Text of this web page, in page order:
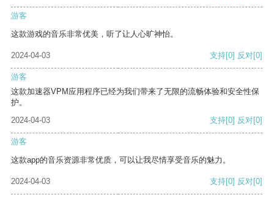
游客
这款游戏的音乐非常优美，听了让人心旷神怡。
2024-04-03 支持[0] 反对[0]
游客
这款加速器VPM应用程序已经为我们带来了无限的流畅体验和安全性保
护。
2024-04-03
支持[0] 反对[0]
游客
这款app的音乐资源非常优质，可以让我尽情享受音乐的魅力。
2024-04-03 支持[0] 反对[0]